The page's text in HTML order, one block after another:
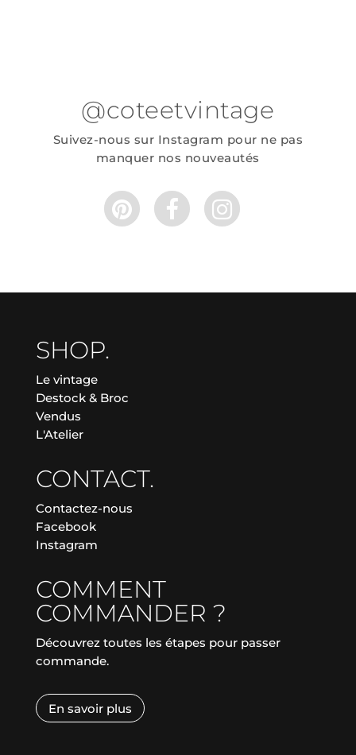
@coteetvintage
Suivez-nous sur Instagram pour ne pas
manquer nos nouveautés
SHOP.
Le vintage
Destock & Broc
Vendus
L'Atelier
CONTACT.
Contactez-nous
Facebook
Instagram
COMMENT
COMMANDER ?
Découvrez toutes les étapes pour passer
commande.
En savoir plus